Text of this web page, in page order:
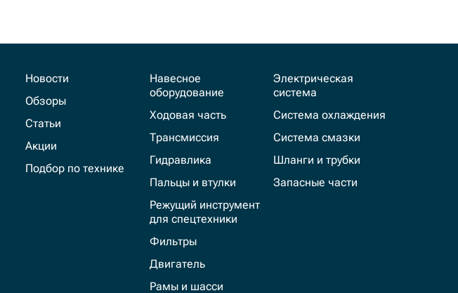
Новости
Обзоры
Статьи
Акции
Подбор по технике
Навесное
оборудование
Ходовая часть
Трансмиссия
Гидравлика
Пальцы и втулки
Режущий инструмент
для спецтехники
Фильтры
Двигатель
Рамы и шасси
Электрическая
система
Система охлаждения
Система смазки
Шланги и трубки
Запасные части